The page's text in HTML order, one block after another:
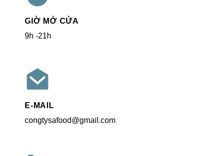
GIỜ MỞ CỬA
9h -21h
E-MAIL
congtysafood@gmail.com